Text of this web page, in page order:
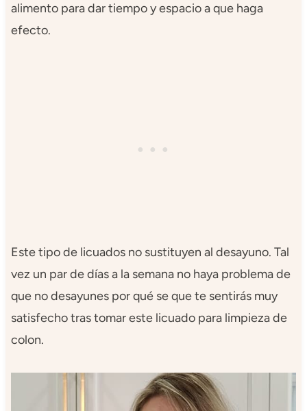
alimento para dar tiempo y espacio a que haga
efecto.
Este tipo de licuados no sustituyen al desayuno. Tal
vez un par de días a la semana no haya problema de
que no desayunes por qué se que te sentirás muy
satisfecho tras tomar este licuado para limpieza de
colon.